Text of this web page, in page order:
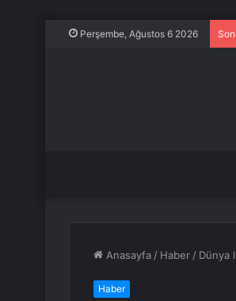
Perşembe, Ağustos 6 2026
Anasayfa / Haber / Dünya
Haber